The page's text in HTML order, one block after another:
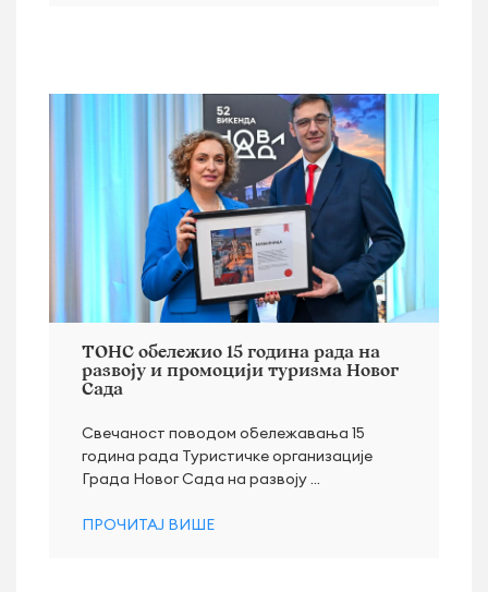
ТОНС обележио 15 година рада на
развоју и промоцији туризма Новог
Сада
Свечаност поводом обележавања 15
година рада Туристичке организације
Града Новог Сада на развоју ...
ПРОЧИТАЈ ВИШЕ